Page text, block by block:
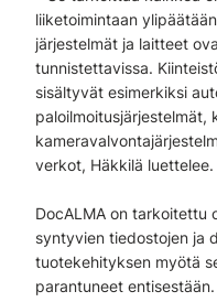
liiketoimintaan
järjestelmät ja laitteet
tunnistettavissa.
sisältyvät esimerkiksi
paloilmoitusjärjestelmät,
verkot, Häkkilä luettelee.
DocALMA on tarkoitettu
syntyvien tiedostojen ja
tuotekehityksen myötä
parantuneet entisestään.